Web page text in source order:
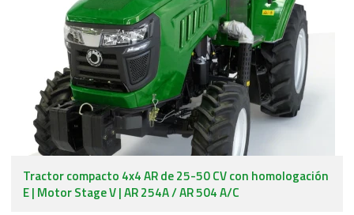
Tractor compacto 4x4 AR de 25-50 CV con homologación
E | Motor Stage V | AR 254A / AR 504 A/C